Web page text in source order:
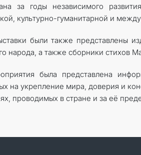
за годы независимого
культурно-гуманитарной и
были также представлены
народа, а также сборники стихов
была представлена
на укрепление мира, доверия и
проводимых в стране и за её